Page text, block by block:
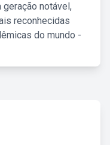
geração notável,
reconhecidas
do mundo -